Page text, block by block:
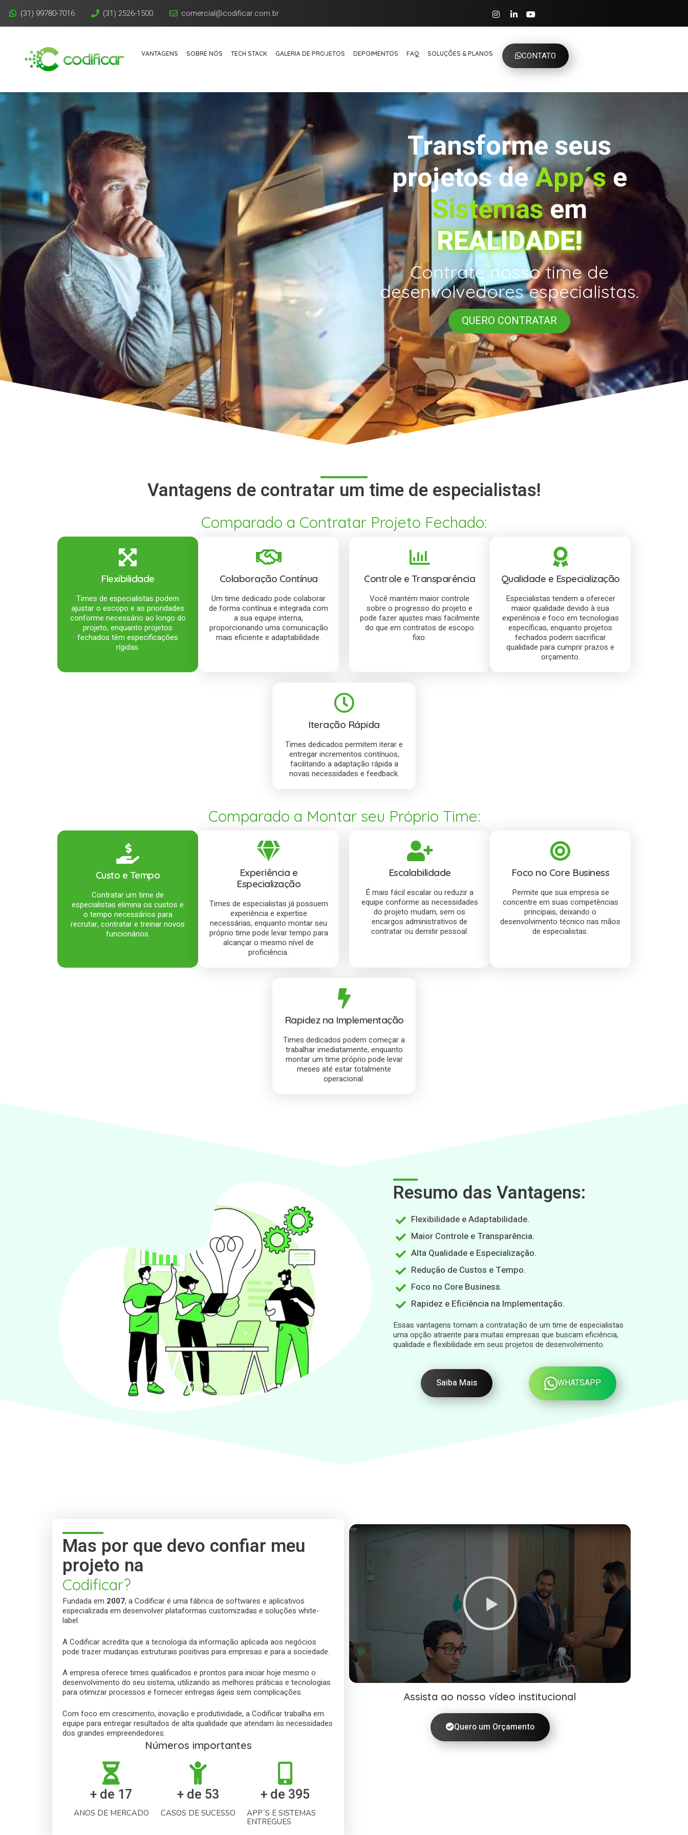
(31) 99780-7016 (31) 2526-1500 comercial@codificar.com.br
VANTAGENS SOBRE NÓS TECH STACK GALERIA DE PROJETOS DEPOIMENTOS FAQ SOLUÇÕES & PLANOS CONTATO
Transforme seus
projetos deApp´se
Sistemasem
REALIDADE!
Contrate nosso time de
desenvolvedores especialistas.
QUERO CONTRATAR
Vantagens de contratar um time de especialistas!
Comparado a Contratar Projeto Fechado:
Flexibilidade
Times de especialistas podem
ajustar o escopo e as prioridades
conforme necessário ao longo do
projeto, enquanto projetos
fechados têm especificações
rígidas.
Colaboração Contínua
Um time dedicado pode colaborar
de forma contínua e integrada com
a sua equipe interna,
proporcionando uma comunicação
mais eficiente e adaptabilidade.
Controle e Transparência
Você mantém maior controle
sobre o progresso do projeto e
pode fazer ajustes mais facilmente
do que em contratos de escopo
fixo.
Qualidade e Especialização
Especialistas tendem a oferecer
maior qualidade devido à sua
experiência e foco em tecnologias
específicas, enquanto projetos
fechados podem sacrificar
qualidade para cumprir prazos e
orçamento.
Iteração Rápida
Times dedicados permitem iterar e
entregar incrementos contínuos,
facilitando a adaptação rápida a
novas necessidades e feedback.
Comparado a Montar seu Próprio Time:
Custo e Tempo
Contratar um time de
especialistas elimina os custos e
o tempo necessários para
recrutar, contratar e treinar novos
funcionários.
Experiência e
Especialização
Times de especialistas já possuem
experiência e expertise
necessárias, enquanto montar seu
próprio time pode levar tempo para
alcançar o mesmo nível de
proficiência.
Escalabilidade
É mais fácil escalar ou reduzir a
equipe conforme as necessidades
do projeto mudam, sem os
encargos administrativos de
contratar ou demitir pessoal.
Foco no Core Business
Permite que sua empresa se
concentre em suas competências
principais, deixando o
desenvolvimento técnico nas mãos
de especialistas.
Rapidez na Implementação
Times dedicados podem começar a
trabalhar imediatamente, enquanto
montar um time próprio pode levar
meses até estar totalmente
operacional.
Resumo das Vantagens:
Flexibilidade e Adaptabilidade.
Maior Controle e Transparência.
Alta Qualidade e Especialização.
Redução de Custos e Tempo.
Foco no Core Business.
Rapidez e Eficiência na Implementação.
Essas vantagens tornam a contratação de um time de especialistas
uma opção atraente para muitas empresas que buscam eficiência,
qualidade e flexibilidade em seus projetos de desenvolvimento.
Saiba Mais WHATSAPP
Mas por que devo confiar meu
projeto na
Codificar?
Fundada em 2007, a Codificar é uma fábrica de softwares e aplicativos
especializada em desenvolver plataformas customizadas e soluções white-
label.
A Codificar acredita que a tecnologia da informação aplicada aos negócios
pode trazer mudanças estruturais positivas para empresas e para a sociedade.
A empresa oferece times qualificados e prontos para iniciar hoje mesmo o
desenvolvimento do seu sistema, utilizando as melhores práticas e tecnologias
para otimizar processos e fornecer entregas ágeis sem complicações.
Com foco em crescimento, inovação e produtividade, a Codificar trabalha em
equipe para entregar resultados de alta qualidade que atendam às necessidades
dos grandes empreendedores.
Números importantes
ANOS DE MERCADO
+ de 17
CASOS DE SUCESSO
+ de 53
APP´S E SISTEMAS
ENTREGUES
+ de 395
Assista ao nosso vídeo institucional
Quero um Orçamento